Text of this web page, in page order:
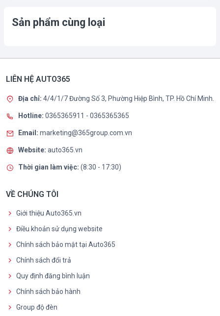
Sản phẩm cùng loại
LIÊN HỆ AUTO365
Địa chỉ: 4/4/1/7 Đường Số 3, Phường Hiệp Bình, TP. Hồ Chí Minh.
Hotline: 0365365911 - 0365365365
Email: marketing@365group.com.vn
Website: auto365.vn
Thời gian làm việc: (8:30 - 17:30)
VỀ CHÚNG TÔI
Giới thiệu Auto365.vn
Điều khoản sử dụng website
Chính sách bảo mật tại Auto365
Chính sách đổi trả
Quy định đăng bình luận
Chính sách bảo hành
Group độ đèn